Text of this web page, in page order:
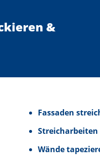
&
Fassaden
Wände